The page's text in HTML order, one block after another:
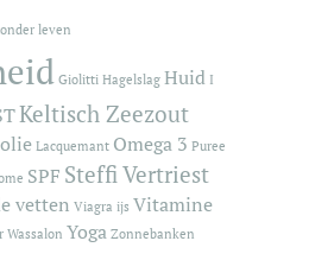
leven
Giolitti Hagelslag Huid I
Keltisch Zeezout
Lacquemant Omega 3 Puree
SPF Steffi Vertriest
vetten Viagra ijs Vitamine
Wassalon Yoga Zonnebanken